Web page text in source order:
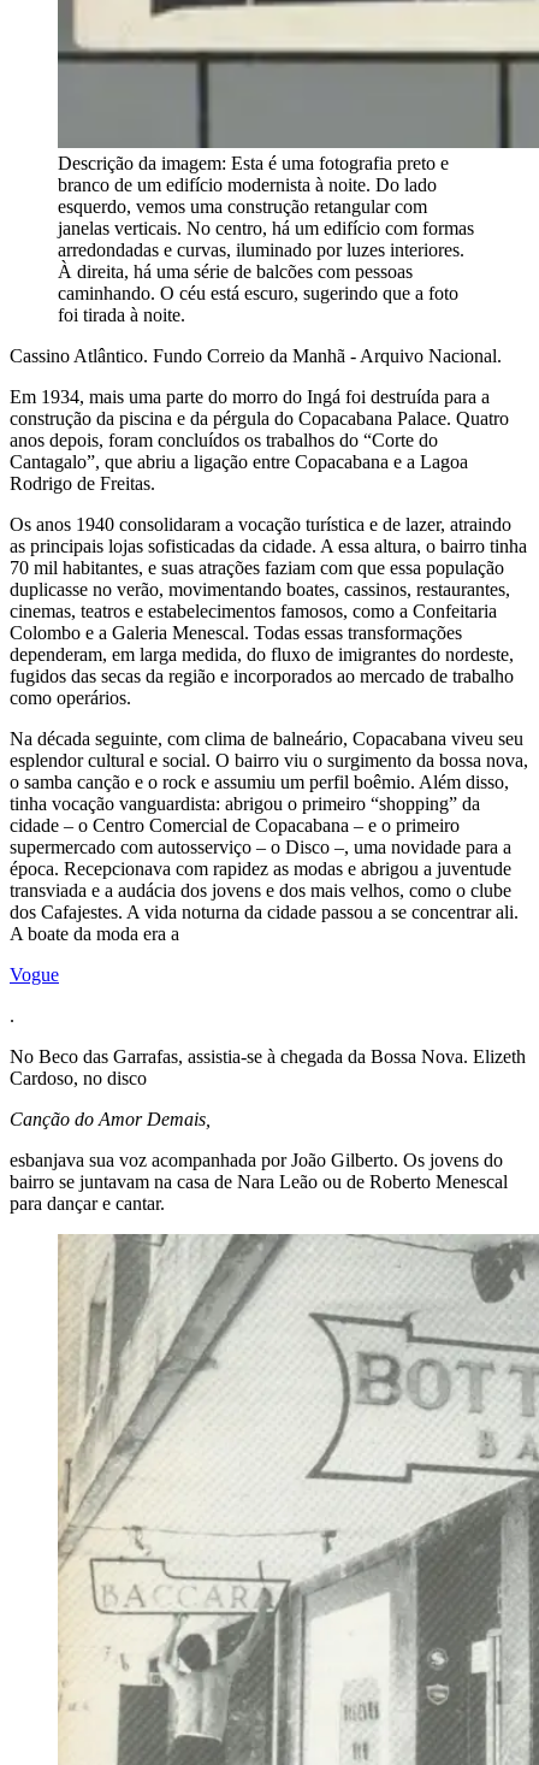
Descrição da imagem: Esta é uma fotografia preto e
branco de um edifício modernista à noite. Do lado
esquerdo, vemos uma construção retangular com
janelas verticais. No centro, há um edifício com formas
arredondadas e curvas, iluminado por luzes interiores.
À direita, há uma série de balcões com pessoas
caminhando. O céu está escuro, sugerindo que a foto
foi tirada à noite.
Cassino Atlântico. Fundo Correio da Manhã - Arquivo Nacional.
Em 1934, mais uma parte do morro do Ingá foi destruída para a
construção da piscina e da pérgula do Copacabana Palace. Quatro
anos depois, foram concluídos os trabalhos do “Corte do
Cantagalo”, que abriu a ligação entre Copacabana e a Lagoa
Rodrigo de Freitas.
Os anos 1940 consolidaram a vocação turística e de lazer, atraindo
as principais lojas sofisticadas da cidade. A essa altura, o bairro tinha
70 mil habitantes, e suas atrações faziam com que essa população
duplicasse no verão, movimentando boates, cassinos, restaurantes,
cinemas, teatros e estabelecimentos famosos, como a Confeitaria
Colombo e a Galeria Menescal. Todas essas transformações
dependeram, em larga medida, do fluxo de imigrantes do nordeste,
fugidos das secas da região e incorporados ao mercado de trabalho
como operários.
Na década seguinte, com clima de balneário, Copacabana viveu seu
esplendor cultural e social. O bairro viu o surgimento da bossa nova,
o samba canção e o rock e assumiu um perfil boêmio. Além disso,
tinha vocação vanguardista: abrigou o primeiro “shopping” da
cidade – o Centro Comercial de Copacabana – e o primeiro
supermercado com autosserviço – o Disco –, uma novidade para a
época. Recepcionava com rapidez as modas e abrigou a juventude
transviada e a audácia dos jovens e dos mais velhos, como o clube
dos Cafajestes. A vida noturna da cidade passou a se concentrar ali.
A boate da moda era a
Vogue
.
No Beco das Garrafas, assistia-se à chegada da Bossa Nova. Elizeth
Cardoso, no disco
Canção do Amor Demais,
esbanjava sua voz acompanhada por João Gilberto. Os jovens do
bairro se juntavam na casa de Nara Leão ou de Roberto Menescal
para dançar e cantar.